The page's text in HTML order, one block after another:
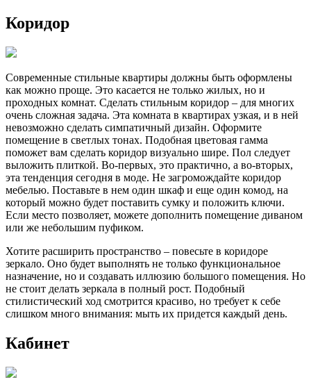
Коридор
Современные стильные квартиры должны быть оформлены
как можно проще. Это касается не только жилых, но и
проходных комнат. Сделать стильным коридор – для многих
очень сложная задача. Эта комната в квартирах узкая, и в ней
невозможно сделать симпатичный дизайн. Оформите
помещение в светлых тонах. Подобная цветовая гамма
поможет вам сделать коридор визуально шире. Пол следует
выложить плиткой. Во-первых, это практично, а во-вторых,
эта тенденция сегодня в моде. Не загромождайте коридор
мебелью. Поставьте в нем один шкаф и еще один комод, на
который можно будет поставить сумку и положить ключи.
Если место позволяет, можете дополнить помещение диваном
или же небольшим пуфиком.
Хотите расширить пространство – повесьте в коридоре
зеркало. Оно будет выполнять не только функциональное
назначение, но и создавать иллюзию большого помещения. Но
не стоит делать зеркала в полный рост. Подобный
стилистический ход смотрится красиво, но требует к себе
слишком много внимания: мыть их придется каждый день.
Кабинет